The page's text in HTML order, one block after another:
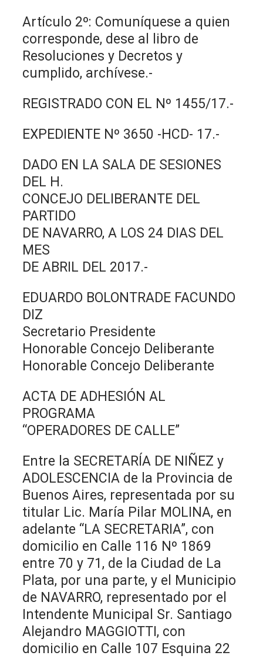
Artículo 2º: Comuníquese a quien
corresponde, dese al libro de
Resoluciones y Decretos y
cumplido, archívese.-
REGISTRADO CON EL Nº 1455/17.-
EXPEDIENTE Nº 3650 -HCD- 17.-
DADO EN LA SALA DE SESIONES
DEL H.
CONCEJO DELIBERANTE DEL
PARTIDO
DE NAVARRO, A LOS 24 DIAS DEL
MES
DE ABRIL DEL 2017.-
EDUARDO BOLONTRADE FACUNDO
DIZ
Secretario Presidente
Honorable Concejo Deliberante
Honorable Concejo Deliberante
ACTA DE ADHESIÓN AL
PROGRAMA
“OPERADORES DE CALLE”
Entre la SECRETARÍA DE NIÑEZ y
ADOLESCENCIA de la Provincia de
Buenos Aires, representada por su
titular Lic. María Pilar MOLINA, en
adelante “LA SECRETARIA”, con
domicilio en Calle 116 Nº 1869
entre 70 y 71, de la Ciudad de La
Plata, por una parte, y el Municipio
de NAVARRO, representado por el
Intendente Municipal Sr. Santiago
Alejandro MAGGIOTTI, con
domicilio en Calle 107 Esquina 22